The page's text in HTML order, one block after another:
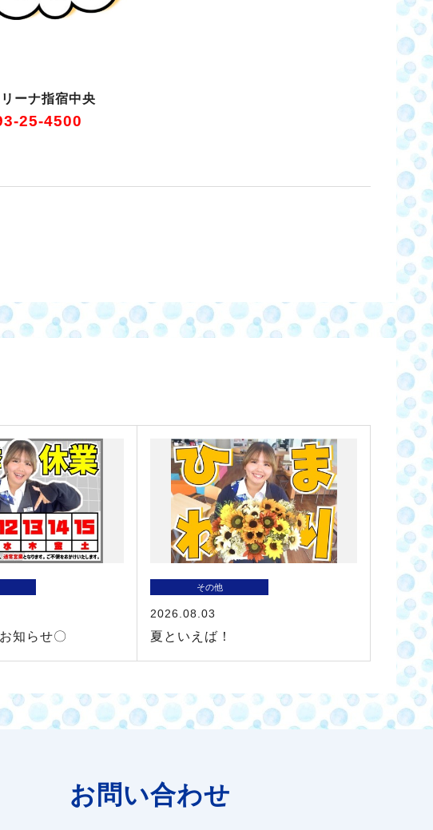
ーナ指宿中央
25-4500
知らせ〇
その他
2026.08.03
夏といえば！
お問い合わせ